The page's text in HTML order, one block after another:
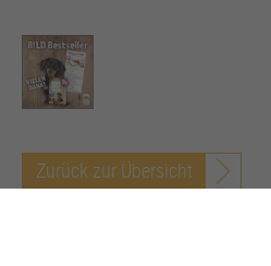
Zurück zur Übersicht